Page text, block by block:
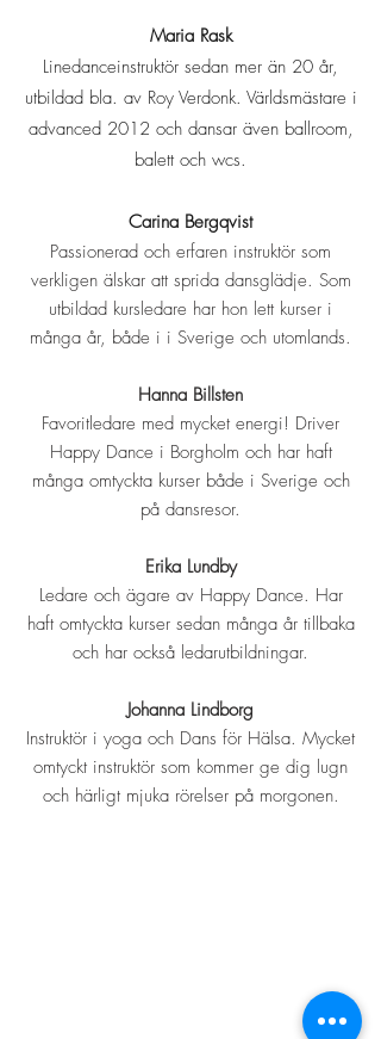
Maria Rask
Linedanceinstruktör sedan mer än 20 år,
utbildad bla. av Roy Verdonk. Världsmästare i
advanced 2012 och dansar även ballroom,
balett och wcs.
Carina Bergqvist
Passionerad och erfaren instruktör som
verkligen älskar att sprida dansglädje. Som
utbildad kursledare har hon lett kurser i
många år, både i i Sverige och utomlands.
Hanna Billsten
Favoritledare med mycket energi! Driver
Happy Dance i Borgholm och har haft
många omtyckta kurser både i Sverige och
på dansresor.
Erika Lundby
Ledare och ägare av Happy Dance. Har
haft omtyckta kurser sedan många år tillbaka
och har också ledarutbildningar.
Johanna Lindborg
Instruktör i yoga och Dans för Hälsa. Mycket
omtyckt instruktör som kommer ge dig lugn
och härligt mjuka rörelser på morgonen.